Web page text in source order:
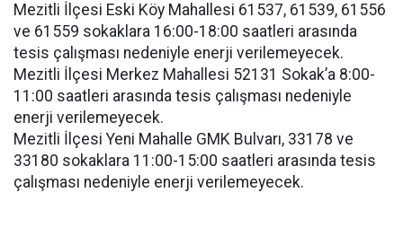
Mezitli İlçesi Eski Köy Mahallesi 61537, 61539, 61556
ve 61559 sokaklara 16:00-18:00 saatleri arasında
tesis çalışması nedeniyle enerji verilemeyecek.
Mezitli İlçesi Merkez Mahallesi 52131 Sokak’a 8:00-
11:00 saatleri arasında tesis çalışması nedeniyle
enerji verilemeyecek.
Mezitli İlçesi Yeni Mahalle GMK Bulvarı, 33178 ve
33180 sokaklara 11:00-15:00 saatleri arasında tesis
çalışması nedeniyle enerji verilemeyecek.